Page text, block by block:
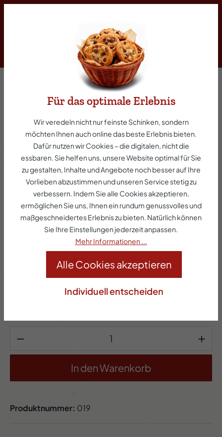
4-D Tischmesser
Produkt Anzahl: Gib den gewünschten
In den Warenkorb
Produktnummer: 019
Für das optimale Erlebnis
Wir veredeln nicht nur feinste Schinken, sondern
möchten Ihnen auch online das beste Erlebnis bieten.
Dafür nutzen wir Cookies – die digitalen, nicht die
essbaren. Sie helfen uns, unsere Website optimal für Sie
zu gestalten, Inhalte und Angebote noch besser auf Ihre
Vorlieben abzustimmen und unseren Service stetig zu
verbessern. Indem Sie alle Cookies akzeptieren,
ermöglichen Sie uns, Ihnen ein rundum genussvolles und
maßgeschneidertes Erlebnis zu bieten. Natürlich können
Sie Ihre Einstellungen jederzeit anpassen.
Mehr Informationen ...
Alle Cookies akzeptieren
Individuell entscheiden